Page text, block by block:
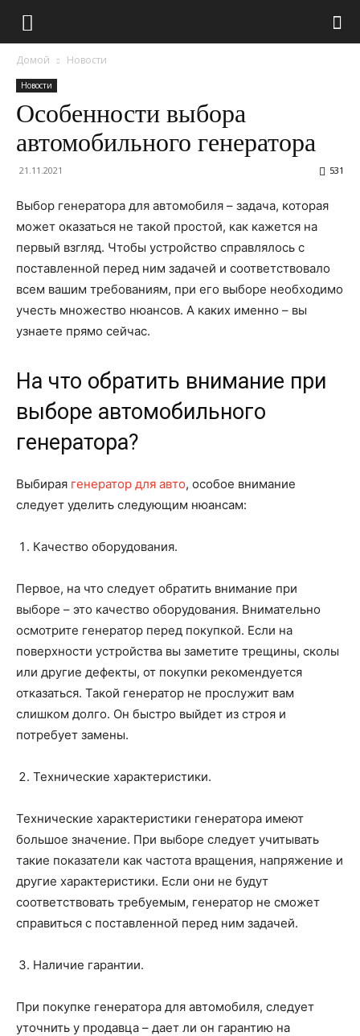
Домой Новости
Новости
Особенности выбора
автомобильного генератора
21.11.2021 531
Выбор генератора для автомобиля – задача, которая
может оказаться не такой простой, как кажется на
первый взгляд. Чтобы устройство справлялось с
поставленной перед ним задачей и соответствовало
всем вашим требованиям, при его выборе необходимо
учесть множество нюансов. А каких именно – вы
узнаете прямо сейчас.
На что обратить внимание при
выборе автомобильного
генератора?
Выбирая генератор для авто, особое внимание
следует уделить следующим нюансам:
Качество оборудования.
Первое, на что следует обратить внимание при
выборе – это качество оборудования. Внимательно
осмотрите генератор перед покупкой. Если на
поверхности устройства вы заметите трещины, сколы
или другие дефекты, от покупки рекомендуется
отказаться. Такой генератор не прослужит вам
слишком долго. Он быстро выйдет из строя и
потребует замены.
Технические характеристики.
Технические характеристики генератора имеют
большое значение. При выборе следует учитывать
такие показатели как частота вращения, напряжение и
другие характеристики. Если они не будут
соответствовать требуемым, генератор не сможет
справиться с поставленной перед ним задачей.
Наличие гарантии.
При покупке генератора для автомобиля, следует
уточнить у продавца – дает ли он гарантию на